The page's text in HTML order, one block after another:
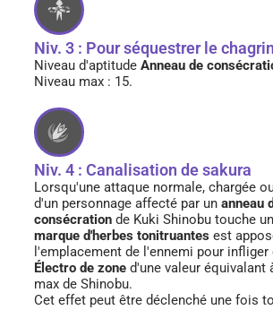
Niv. 3 : Pour séquestrer le chagrin
Niveau d'aptitude Anneau de
Niveau max : 15.
Niv. 4 : Canalisation de sakura
Lorsqu'une attaque normale, chargée
d'un personnage affecté par un anneau
consécration de Kuki Shinobu touche
marque d'herbes tonitruantes est
l'emplacement de l'ennemi pour infliger
Électro de zone d'une valeur équivalant
max de Shinobu.
Cet effet peut être déclenché une fois